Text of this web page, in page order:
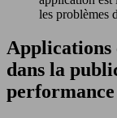
les problèmes
Applications
dans la
performance